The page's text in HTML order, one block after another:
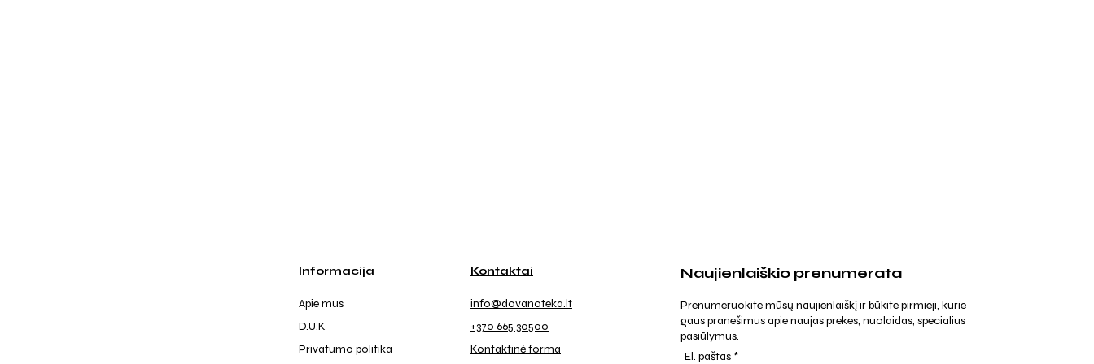
Informacija
Apie mus
D.U.K
Privatumo politika
Kontaktai
info@dovanoteka.lt
+370 665 30500
Kontaktinė forma
Naujienlaiškio prenumerata
Prenumeruokite mūsų naujienlaiškį ir būkite pirmieji, kurie
gaus pranešimus apie naujas prekes, nuolaidas, specialius
pasiūlymus.
El. paštas